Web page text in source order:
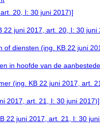
20, I: 30 juni 2017)]
22 juni 2017, art. 20, I: 30 juni
of diensten (ing. KB 22 juni
in hoofde van de
(ing. KB 22 juni 2017, art.
2017, art. 21, I: 30 juni 2017)]
22 juni 2017, art. 21, I: 30